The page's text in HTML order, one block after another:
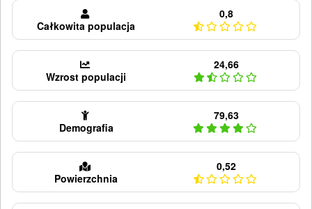
Całkowita populacja
0,8
Wzrost populacji
24,66
Demografia
79,63
Powierzchnia
0,52